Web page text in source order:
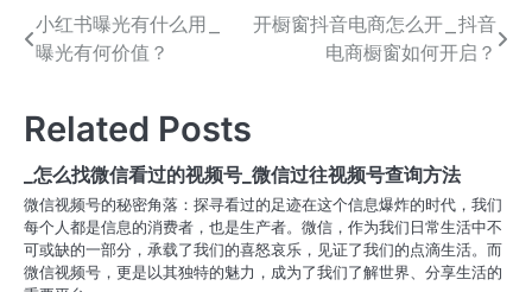
文
章
导
航
小红书曝光有什么用_
曝光有何价值？
开橱窗抖音电商怎么开_抖音
电商橱窗如何开启？
Related Posts
_怎么找微信看过的视频号_微信过往视频号查询方法
微信视频号的秘密角落：探寻看过的足迹在这个信息爆炸的时代，我们
每个人都是信息的消费者，也是生产者。微信，作为我们日常生活中不
可或缺的一部分，承载了我们的喜怒哀乐，见证了我们的点滴生活。而
微信视频号，更是以其独特的魅力，成为了我们了解世界、分享生活的